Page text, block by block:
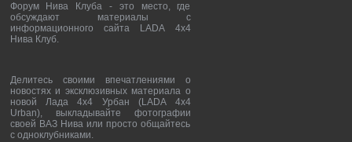
Форум Нива Клуба - это место, где
обсуждают материалы с
информационного сайта LADA 4x4
Нива Клуб.
Делитесь своими впечатлениями о
новостях и эксклюзивных материала о
новой Лада 4х4 Урбан (LADA 4x4
Urban), выкладывайте фотографии
своей ВАЗ Нива или просто общайтесь
с одноклубниками.